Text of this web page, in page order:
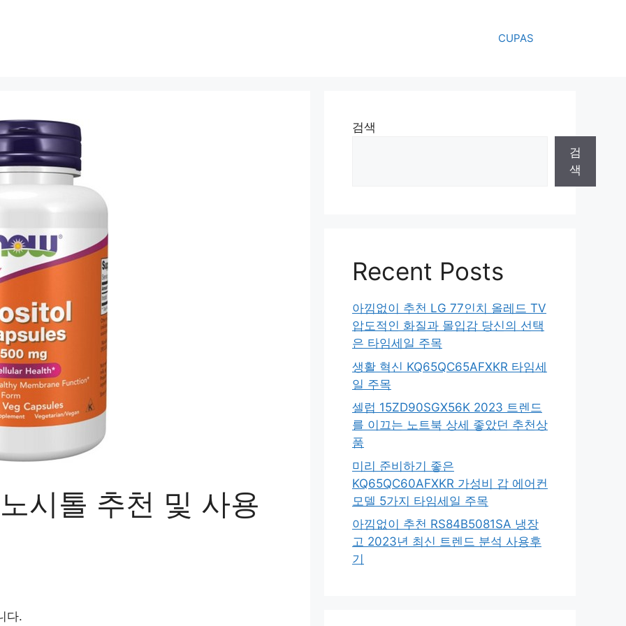
CUPAS
시톨 추천 및 사용
다.
검색
검
색
Recent Posts
아낌없이 추천 LG 77인치 올레드 TV
압도적인 화질과 몰입감 당신의 선택
은 타임세일 주목
생활 혁신 KQ65QC65AFXKR 타임세
일 주목
셀럽 15ZD90SGX56K 2023 트렌드
를 이끄는 노트북 상세 좋았던 추천상
품
미리 준비하기 좋은
KQ65QC60AFXKR 가성비 갑 에어컨
모델 5가지 타임세일 주목
아낌없이 추천 RS84B5081SA 냉장
고 2023년 최신 트렌드 분석 사용후
기